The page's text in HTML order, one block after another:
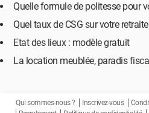
Quelle formule de politesse pour
Quel taux de CSG sur votre
Etat des lieux : modèle gratuit
La location meublée, paradis
Qui sommes-nous ? Inscrivez-vous